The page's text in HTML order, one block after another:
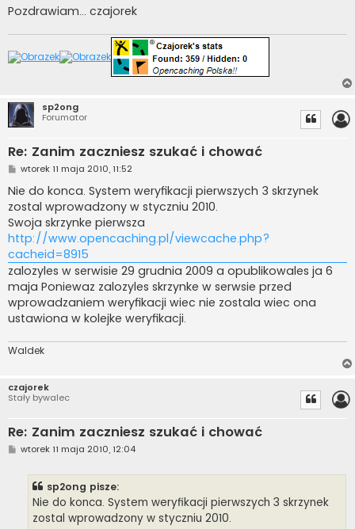
Pozdrawiam... czajorek
sp2ong
Forumator
Re: Zanim zaczniesz szukać i chować
P
s
t
wtorek 11 maja 2010, 11:52
Nie do konca. System weryfikacji pierwszych 3 skrzynek
zostal wprowadzony w styczniu 2010.
Swoja skrzynke pierwsza
http://www.opencaching.pl/viewcache.php?
cacheid=8915
zalozyles w serwisie 29 grudnia 2009 a opublikowales ja 6
maja Poniewaz zalozyles skrzynke w serwsie przed
wprowadzaniem weryfikacji wiec nie zostala wiec ona
ustawiona w kolejke weryfikacji.
Waldek
czajorek
Stały bywalec
Re: Zanim zaczniesz szukać i chować
Pwtorek 11 maja 2010, 12:04
sp2ong pisze:
Nie do konca. System weryfikacji pierwszych 3 skrzynek
zostal wprowadzony w styczniu 2010.